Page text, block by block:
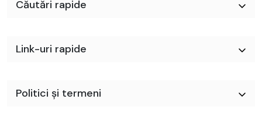
Căutări rapide
Link-uri rapide
Politici și termeni